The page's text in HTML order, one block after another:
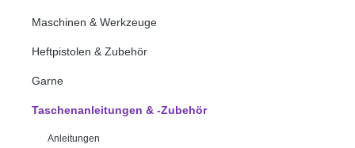
Maschinen & Werkzeuge
Heftpistolen & Zubehör
Garne
Taschenanleitungen & -Zubehör
Anleitungen